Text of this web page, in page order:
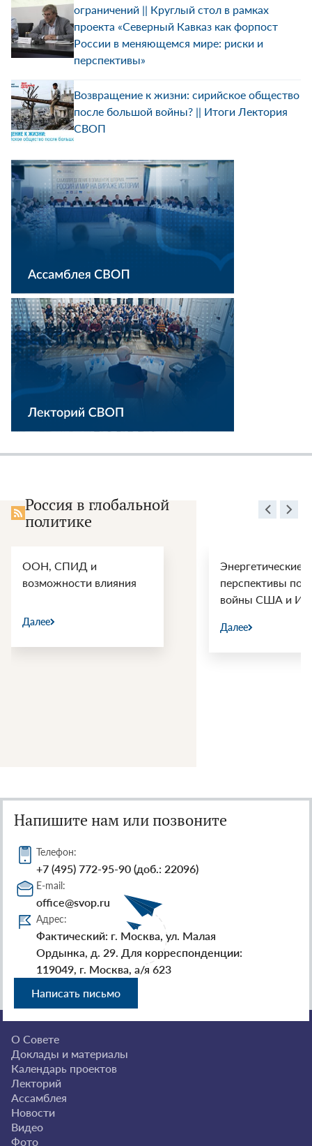
ограничений || Круглый стол в рамках
проекта «Северный Кавказ как форпост
России в меняющемся мире: риски и
перспективы»
Возвращение к жизни: сирийское общество
после большой войны? || Итоги Лектория
СВОП
Россия в глобальной
политике
ООН, СПИД и
возможности влияния
Далее
Энергетические
перспективы
войны США и
Далее
Напишите нам или позвоните
Телефон:
+7 (495) 772-95-90 (доб.: 22096)
E-mail:
office@svop.ru
Адрес:
Фактический: г. Москва, ул. Малая
Ордынка, д. 29. Для корреспонденции:
119049, г. Москва, а/я 623
Написать письмо
О Совете
Доклады и материалы
Календарь проектов
Лекторий
Ассамблея
Новости
Видео
Фото